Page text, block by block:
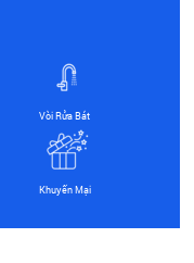
Vòi Rửa Bát
Khuyến Mại